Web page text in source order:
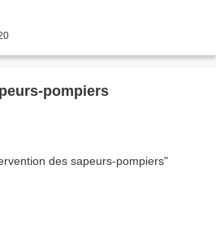
pompiers